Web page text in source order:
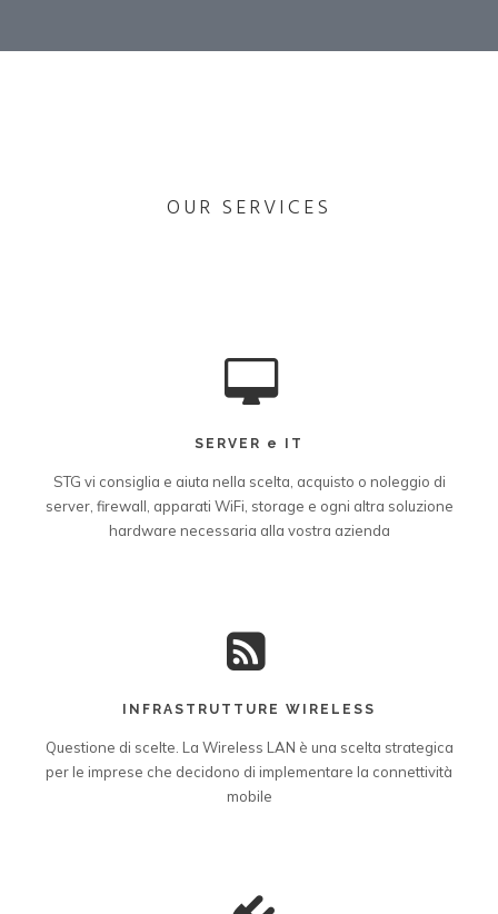
OUR SERVICES
SERVER e IT
STG vi consiglia e aiuta nella scelta, acquisto o noleggio di
server, firewall, apparati WiFi, storage e ogni altra soluzione
hardware necessaria alla vostra azienda
INFRASTRUTTURE WIRELESS
Questione di scelte. La Wireless LAN è una scelta strategica
per le imprese che decidono di implementare la connettività
mobile